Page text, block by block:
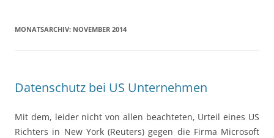
MONATSARCHIV: NOVEMBER 2014
Datenschutz bei US Unternehmen
Mit dem, leider nicht von allen beachteten, Urteil eines US
Richters in New York (Reuters) gegen die Firma Microsoft